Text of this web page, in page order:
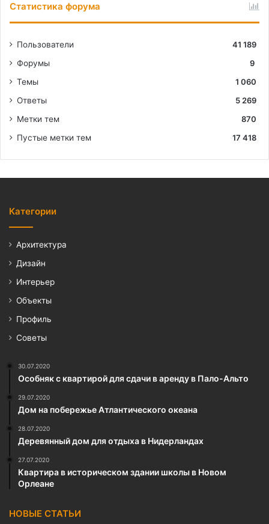
Статистика форума
Пользователи
41 189
Форумы
9
Темы
1 060
Ответы
5 269
Метки тем
870
Пустые метки тем
17 418
Категории
Архитектура
Дизайн
Интерьер
Объекты
Профиль
Советы
30.07.2020
Особняк с квартирой для сдачи в аренду в Пало-Альто
29.07.2020
Дом на побережье Атлантического океана
28.07.2020
Деревянный дом для отдыха в Нидерландах
27.07.2020
Квартира в историческом здании школы в Новом
Орлеане
НОВЫЕ СТАТЬИ